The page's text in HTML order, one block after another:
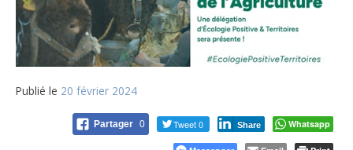
Publié le 20 février 2024
Partager 0 Tweet 0 Share Whatsapp